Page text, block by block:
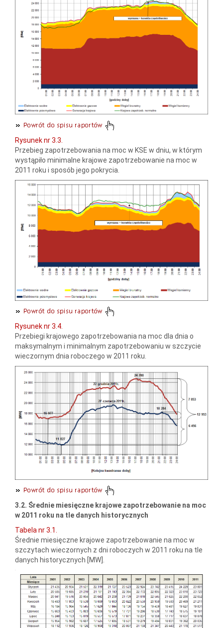
Rysunek nr 3.3.
Przebieg zapotrzebowania na moc w KSE w dniu, w którym
wystąpiło minimalne krajowe zapotrzebowanie na moc w
2011 roku i sposób jego pokrycia.
Rysunek nr 3.4.
Przebiegi krajowego zapotrzebowania na moc dla dnia o
maksymalnym i minimalnym zapotrzebowaniu w szczycie
wieczornym dnia roboczego w 2011 roku.
3.2. Średnie miesięczne krajowe zapotrzebowanie na moc
w 2011 roku na tle danych historycznych
Tabela nr 3.1.
Średnie miesięczne krajowe zapotrzebowanie na moc w
szczytach wieczornych z dni roboczych w 2011 roku na tle
danych historycznych [MW].